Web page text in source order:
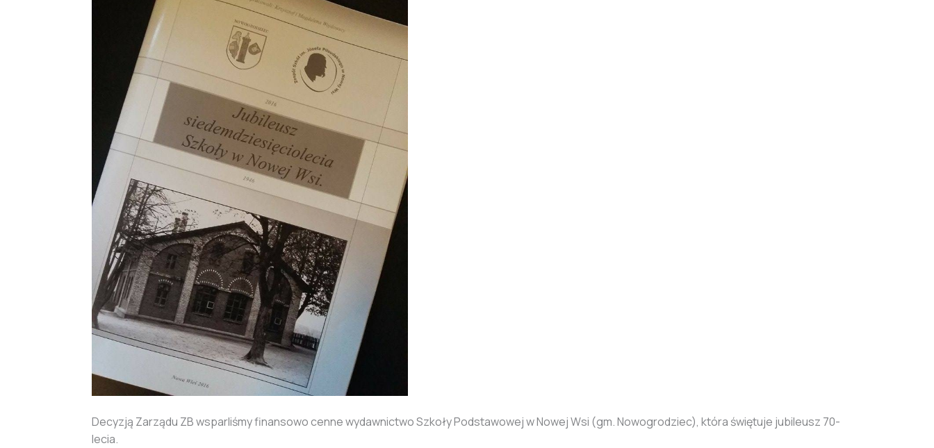
Decyzją Zarządu ZB wsparliśmy finansowo cenne wydawnictwo Szkoły Podstawowej w Nowej Wsi (gm. Nowogrodziec), która świętuje jubileusz 70-
lecia.